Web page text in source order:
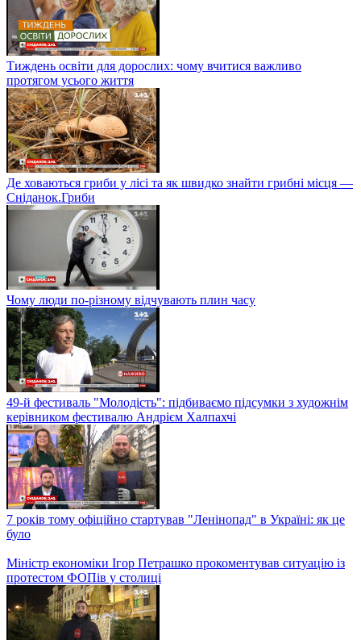
Тиждень освіти для дорослих: чому вчитися важливо
протягом усього життя
Де ховаються гриби у лісі та як швидко знайти грибні місця —
Сніданок.Гриби
Чому люди по-різному відчувають плин часу
49-й фестиваль "Молодість": підбиваємо підсумки з художнім
керівником фестивалю Андрієм Халпахчі
7 років тому офіційно стартував "Ленінопад" в Україні: як це
було
Міністр економіки Ігор Петрашко прокоментував ситуацію із